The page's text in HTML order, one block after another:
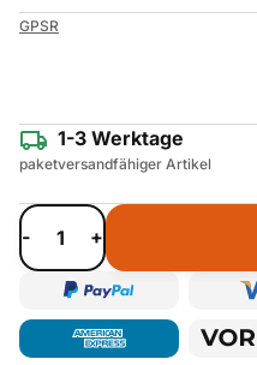
GPSR
1-3 Werktage
paketversandfähiger Artikel
- +